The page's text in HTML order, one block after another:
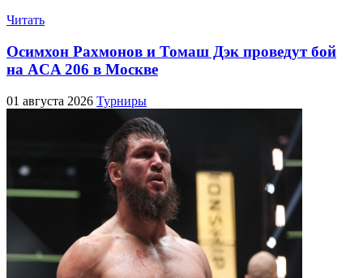
Читать
Осимхон Рахмонов и Томаш Дэк проведут бой
на ACA 206 в Москве
01 августа 2026 Турниры